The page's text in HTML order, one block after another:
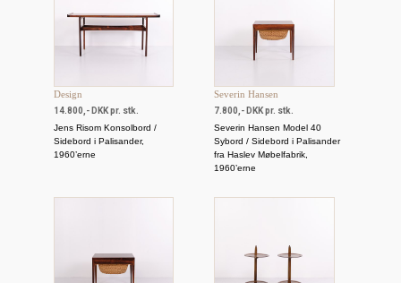
Design
14.800,- DKK pr. stk.
Jens Risom Konsolbord /
Sidebord i Palisander,
1960’erne
Severin Hansen
7.800,- DKK pr. stk.
Severin Hansen Model 40
Sybord / Sidebord i Palisander
fra Haslev Møbelfabrik,
1960’erne